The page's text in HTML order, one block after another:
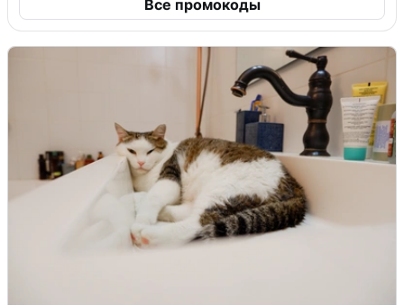
Все промокоды